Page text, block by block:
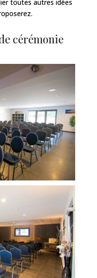
toutes autres idées
cérémonie